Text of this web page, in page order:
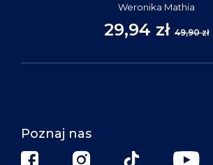
Weronika Mathia
29,94 zł 49,90 zł
Poznaj nas